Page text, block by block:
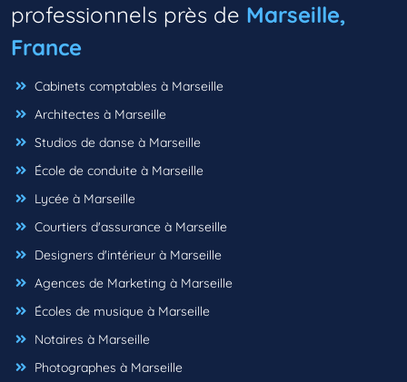
professionnels près de Marseille,
France
Cabinets comptables à Marseille
Architectes à Marseille
Studios de danse à Marseille
École de conduite à Marseille
Lycée à Marseille
Courtiers d'assurance à Marseille
Designers d'intérieur à Marseille
Agences de Marketing à Marseille
Écoles de musique à Marseille
Notaires à Marseille
Photographes à Marseille